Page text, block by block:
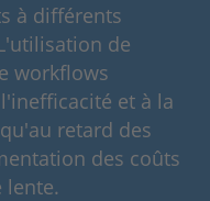
à différents
de
workflows
et à la
retard des
des coûts
lente.